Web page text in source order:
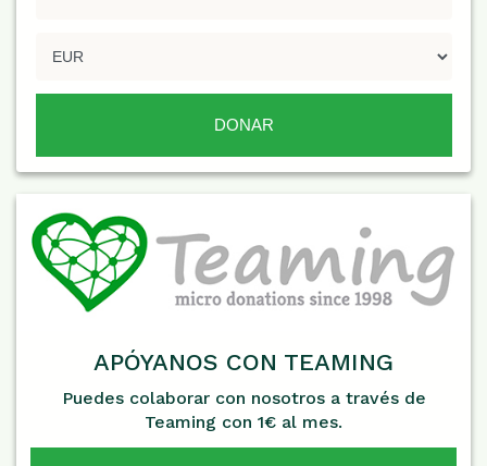
APÓYANOS CON TEAMING
Puedes colaborar con nosotros a través de
Teaming con 1€ al mes.